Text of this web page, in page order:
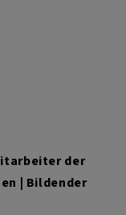
der
| Bildender